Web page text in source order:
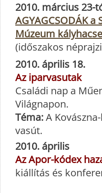
2010. március 23-
AGYAGCSODÁK a
Múzeum
(időszakos
2010. április 18.
Az iparvasutak
Családi nap a
Világnapon.
Téma:A
vasút.
2010. április
Az Apor-kódex
kiállítás és